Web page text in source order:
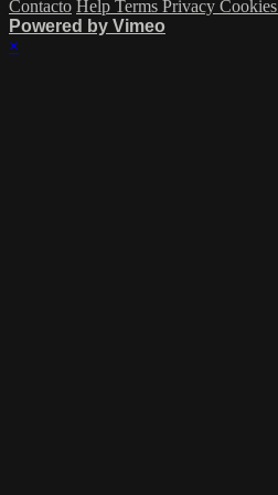
Contacto Help Terms Privacy Cookies
Powered by Vimeo
×